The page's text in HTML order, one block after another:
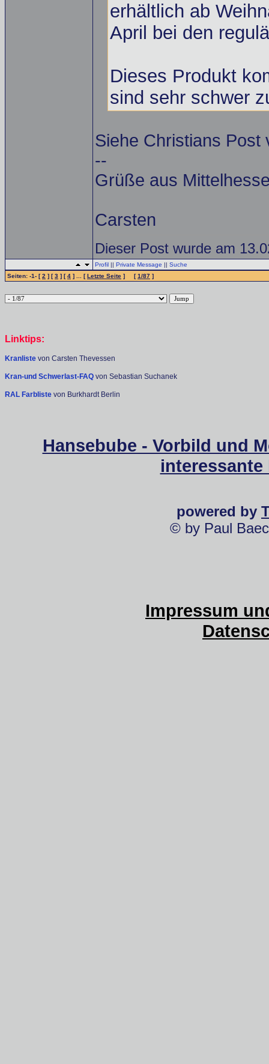
erhältlich ab
April bei den
Dieses Produkt
sind sehr schwer
Siehe Christians Post
--
Grüße aus
Carsten
Dieser Post wurde am
Profil || Private Message || Suche
Seiten: -1- [2 ] [3 ] [4 ] ... [Letzte Seite ] [1/87 ]
Linktips:
Kranliste von Carsten Thevessen
Kran-und Schwerlast-FAQ von Sebastian Suchanek
RAL Farbliste von Burkhardt Berlin
Hansebube - Vorbild und
powered by
© by Paul
Impressum